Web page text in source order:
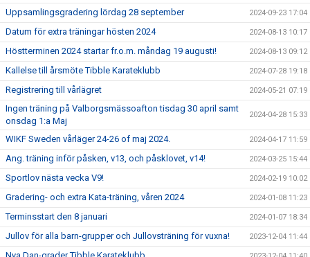
Uppsamlingsgradering lördag 28 september 2024-09-23 17:04
Datum för extra träningar hösten 2024 2024-08-13 10:17
Höstterminen 2024 startar fr.o.m. måndag 19 augusti! 2024-08-13 09:12
Kallelse till årsmöte Tibble Karateklubb 2024-07-28 19:18
Registrering till vårlägret 2024-05-21 07:19
Ingen träning på Valborgsmässoafton tisdag 30 april samt
onsdag 1:a Maj
2024-04-28 15:33
WIKF Sweden vårläger 24-26 of maj 2024. 2024-04-17 11:59
Ang. träning inför påsken, v13, och påsklovet, v14! 2024-03-25 15:44
Sportlov nästa vecka V9! 2024-02-19 10:02
Gradering- och extra Kata-träning, våren 2024 2024-01-08 11:23
Terminsstart den 8 januari 2024-01-07 18:34
Jullov för alla barn-grupper och Jullovsträning för vuxna! 2023-12-04 11:44